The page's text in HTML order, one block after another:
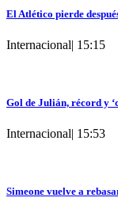
El Atlético pierde
Internacional| 15:15
Gol de Julián, récord y
Internacional| 15:53
Simeone vuelve a